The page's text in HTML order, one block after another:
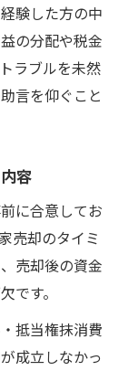
験した方の中
の分配や税金
ラブルを未然
言を仰ぐこと
容
に合意してお
売却のタイミ
売却後の資金
です。
抵当権抹消費
成立しなかっ